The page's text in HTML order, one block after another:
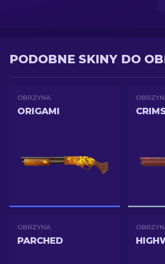
PODOBNE SKINY DO
OBRZYNA
ORIGAMI
OBRZYNA
PARCHED